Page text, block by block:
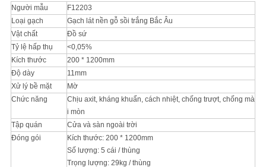
Người mẫu
F12203
Loại gạch
Gạch lát nền gỗ sồi trắng Bắc Âu
Vật chất
Đồ sứ
Tỷ lệ hấp thụ
<0,05%
Kích thước
200 * 1200mm
Độ dày
11mm
Xử lý bề mặt
Mờ
Chức năng
Chịu axit, kháng khuẩn, cách nhiệt, chống trượt, chống mà
i mòn
Tập quán
Cửa và sàn ngoài trời
Đóng gói
Kích thước: 200 * 1200mm
Số lượng: 5 cái / thùng
Trọng lượng: 29kg / thùng